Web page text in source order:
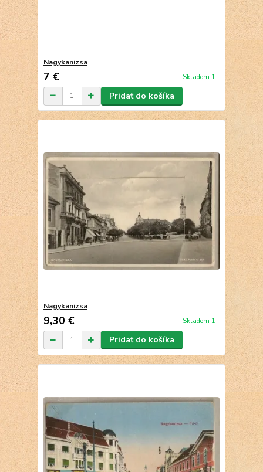
Nagykanizsa
7 € Skladom 1
Pridať do košíka
Nagykanizsa
9,30 € Skladom 1
Pridať do košíka